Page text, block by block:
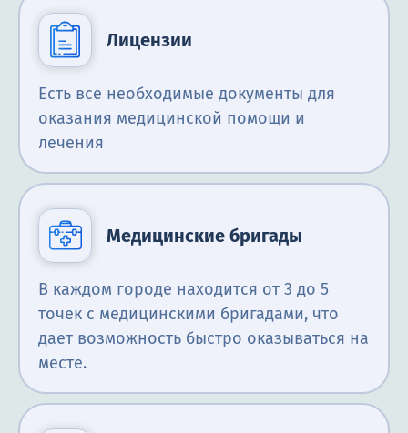
Лицензии
Есть все необходимые документы для
оказания медицинской помощи и
лечения
Медицинские бригады
В каждом городе находится от 3 до 5
точек с медицинскими бригадами, что
дает возможность быстро оказываться на
месте.